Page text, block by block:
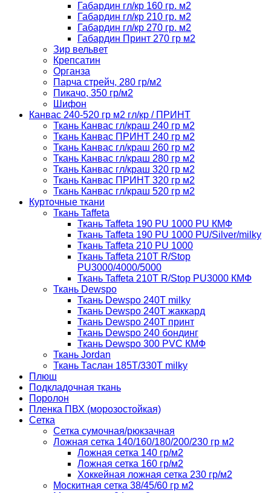
Габардин гл/кр 160 гр. м2
Габардин гл/кр 210 гр. м2
Габардин гл/кр 270 гр. м2
Габардин Принт 270 гр м2
Зир вельвет
Крепсатин
Органза
Парча стрейч, 280 гр/м2
Пикачо, 350 гр/м2
Шифон
Канвас 240-520 гр м2 гл/кр / ПРИНТ
Ткань Канвас гл/краш 240 гр м2
Ткань Канвас ПРИНТ 240 гр м2
Ткань Канвас гл/краш 260 гр м2
Ткань Канвас гл/краш 280 гр м2
Ткань Канвас гл/краш 320 гр м2
Ткань Канвас ПРИНТ 320 гр м2
Ткань Канвас гл/краш 520 гр м2
Курточные ткани
Ткань Taffeta
Ткань Taffeta 190 PU 1000 PU КМФ
Ткань Taffeta 190 PU 1000 PU/Silver/milky
Ткань Taffeta 210 PU 1000
Ткань Taffeta 210Т R/Stop
PU3000/4000/5000
Ткань Taffeta 210Т R/Stop PU3000 КМФ
Ткань Dewspo
Ткань Dewspo 240Т milky
Ткань Dewspo 240T жаккард
Ткань Dewspo 240Т принт
Ткань Dewspo 240 бондинг
Ткань Dewspo 300 PVC КМФ
Ткань Jordan
Ткань Таслан 185T/330T milky
Плюш
Подкладочная ткань
Поролон
Пленка ПВХ (морозостойкая)
Сетка
Сетка сумочная/рюкзачная
Ложная сетка 140/160/180/200/230 гр м2
Ложная сетка 140 гр/м2
Ложная сетка 160 гр/м2
Хоккейная ложная сетка 230 гр/м2
Москитная сетка 38/45/60 гр м2